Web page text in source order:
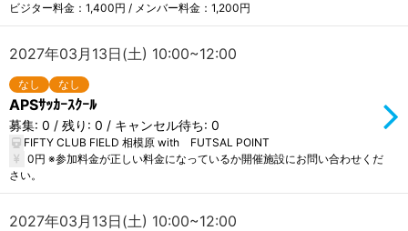
ビジター料金：1,400円 / メンバー料金：1,200円
2027年03月13日(土) 10:00~12:00
なし なし
APSｻｯｶｰｽｸｰﾙ
募集: 0 / 残り: 0 / キャンセル待ち: 0
FIFTY CLUB FIELD 相模原 with FUTSAL POINT
0円 ※参加料金が正しい料金になっているか開催施設にお問い合わせくだ
さい。
2027年03月13日(土) 10:00~12:00